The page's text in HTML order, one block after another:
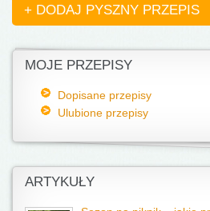
+ DODAJ PYSZNY PRZEPIS
MOJE PRZEPISY
Dopisane przepisy
Ulubione przepisy
ARTYKUŁY